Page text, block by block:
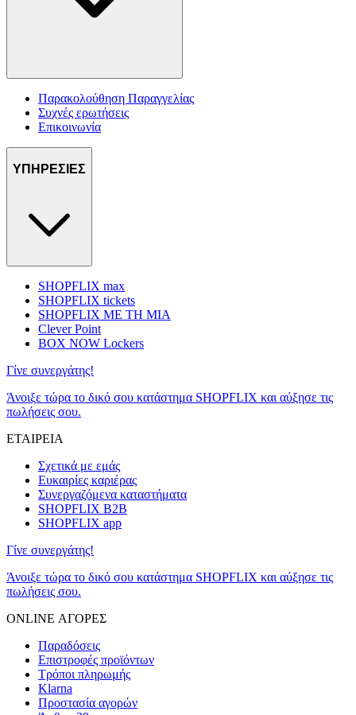
Παρακολούθηση Παραγγελίας
Συχνές ερωτήσεις
Επικοινωνία
ΥΠΗΡΕΣΙΕΣ
SHOPFLIX max
SHOPFLIX tickets
SHOPFLIX ΜΕ ΤΗ ΜΙΑ
Clever Point
BOX NOW Lockers
Γίνε συνεργάτης!
Άνοιξε τώρα το δικό σου κατάστημα SHOPFLIX και αύξησε τις
πωλήσεις σου.
ΕΤΑΙΡΕΙΑ
Σχετικά με εμάς
Ευκαιρίες καριέρας
Συνεργαζόμενα καταστήματα
SHOPFLIX B2B
SHOPFLIX app
Γίνε συνεργάτης!
Άνοιξε τώρα το δικό σου κατάστημα SHOPFLIX και αύξησε τις
πωλήσεις σου.
ONLINE ΑΓΟΡΕΣ
Παραδόσεις
Επιστροφές προϊόντων
Τρόποι πληρωμής
Klarna
Προστασία αγορών